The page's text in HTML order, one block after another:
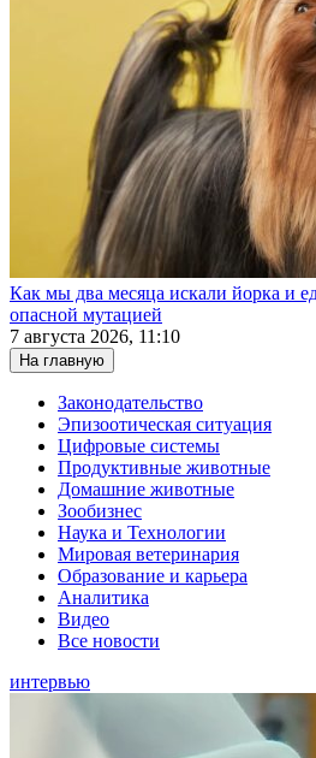
Как мы два месяца искали йорка и
опасной мутацией
7 августа 2026, 11:10
На главную
Законодательство
Эпизоотическая ситуация
Цифровые системы
Продуктивные животные
Домашние животные
Зообизнес
Наука и Технологии
Мировая ветеринария
Образование и карьера
Аналитика
Видео
Все новости
интервью